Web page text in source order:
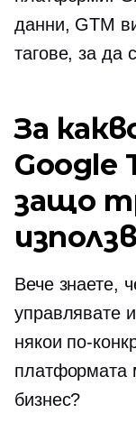
данни, GTM
тагове, за да
За
Google
защо
Вече знаете,
управлявате
някои по-
бизнес?